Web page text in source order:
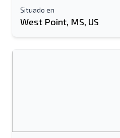
Situado en
West Point, MS, US